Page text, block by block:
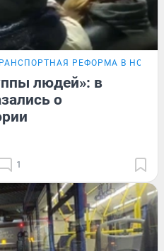
РЕФОРМА В
людей»: в
о
1